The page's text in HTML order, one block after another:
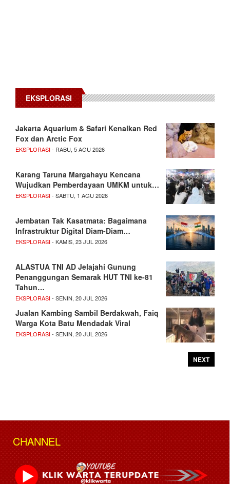
EKSPLORASI
Jakarta Aquarium & Safari Kenalkan Red
Fox dan Arctic Fox
EKSPLORASI- RABU, 5 AGU 2026
Karang Taruna Margahayu Kencana
Wujudkan Pemberdayaan UMKM untuk…
EKSPLORASI- SABTU, 1 AGU 2026
Jembatan Tak Kasatmata: Bagaimana
Infrastruktur Digital Diam-Diam…
EKSPLORASI- KAMIS, 23 JUL 2026
ALASTUA TNI AD Jelajahi Gunung
Penanggungan Semarak HUT TNI ke-81
Tahun…
EKSPLORASI- SENIN, 20 JUL 2026
Jualan Kambing Sambil Berdakwah, Faiq
Warga Kota Batu Mendadak Viral
EKSPLORASI- SENIN, 20 JUL 2026
NEXT
CHANNEL